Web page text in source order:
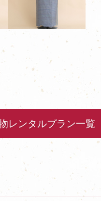
レンタルプラン一覧